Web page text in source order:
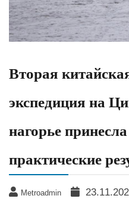
Вторая
экспедиция на
нагорье
практические
Metroadmin